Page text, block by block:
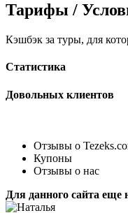
Тарифы /
Кэшбэк за туры, для
Статистика
Довольных клиентов
Отзывы о
Купоны
Отзывы о нас
Для данного сайта еще